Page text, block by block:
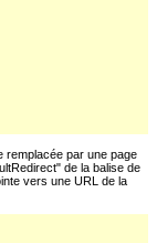
remplacée par une page
de la balise de
vers une URL de la